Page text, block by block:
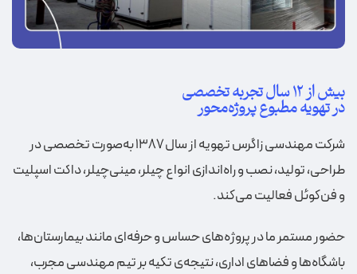
بیش از ۱۲ سال تجربه تخصصی
در تهویه مطبوع پروژه‌محور
شرکت مهندسی زاگرس تهویه از سال ۱۳۸۷ به‌صورت تخصصی در
طراحی، تولید، نصب و راه‌اندازی انواع چیلر، مینی‌چیلر، داکت اسپلیت
و فن‌کوئل فعالیت می‌کند.
حضور مستمر ما در پروژه‌های حساس و حرفه‌ای مانند بیمارستان‌ها،
باشگاه‌ها و فضاهای اداری، نتیجه‌ی تکیه بر تیم مهندسی مجرب،